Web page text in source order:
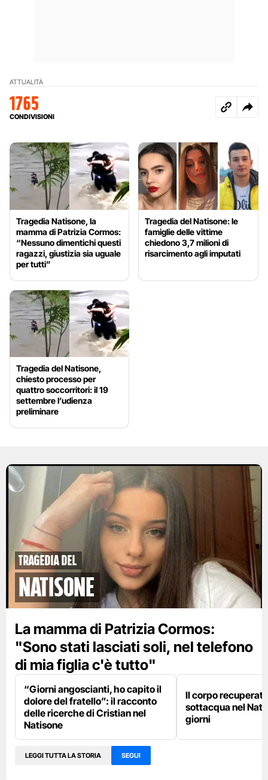
ATTUALITÀ
1765
CONDIVISIONI
Tragedia Natisone, la
mamma di Patrizia Cormos:
“Nessuno dimentichi questi
ragazzi, giustizia sia uguale
per tutti”
Tragedia del Natisone: le
famiglie delle vittime
chiedono 3,7 milioni di
risarcimento agli imputati
Tragedia del Natisone,
chiesto processo per
quattro soccorritori: il 19
settembre l’udienza
preliminare
tragedia del
Natisone
La mamma di Patrizia Cormos:
"Sono stati lasciati soli, nel telefono
di mia figlia c'è tutto"
“Giorni angoscianti, ho capito il
dolore del fratello”: il racconto
delle ricerche di Cristian nel
Natisone
Il corpo
sottacqua nel
giorni
LEGGI TUTTA LA STORIA SEGUI